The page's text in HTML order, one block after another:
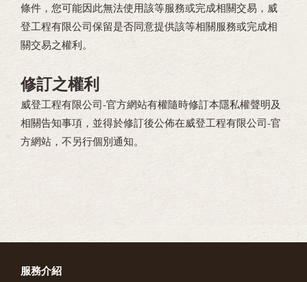
條件，您可能因此無法使用該等服務或完成相關交易，威
登工程有限公司保留是否同意提供該等相關服務或完成相
關交易之權利。
修訂之權利
威登工程有限公司-官方網站有權隨時修訂本隱私權聲明及
相關告知事項，並得於修訂後公佈在威登工程有限公司-官
方網站，不另行個別通知。
服務介紹